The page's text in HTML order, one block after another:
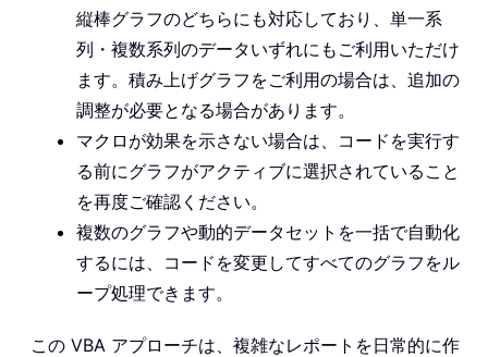
縦棒グラフのどちらにも対応しており、単一系
列・複数系列のデータいずれにもご利用いただけ
ます。積み上げグラフをご利用の場合は、追加の
調整が必要となる場合があります。
マクロが効果を示さない場合は、コードを実行す
る前にグラフがアクティブに選択されていること
を再度ご確認ください。
複数のグラフや動的データセットを一括で自動化
するには、コードを変更してすべてのグラフをル
ープ処理できます。
この VBA アプローチは、複雑なレポートを日常的に作